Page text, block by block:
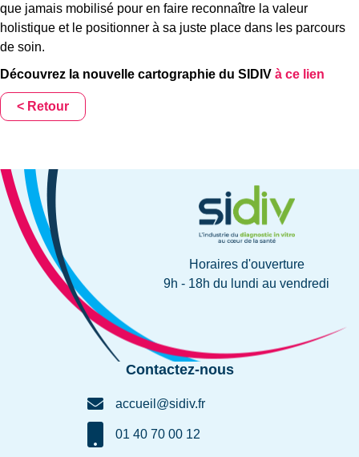
que jamais mobilisé pour en faire reconnaître la valeur
holistique et le positionner à sa juste place dans les parcours
de soin.
Découvrez la nouvelle cartographie du SIDIV à ce lien
< Retour
Horaires d'ouverture
9h - 18h du lundi au vendredi
Contactez-nous
accueil@sidiv.fr
01 40 70 00 12